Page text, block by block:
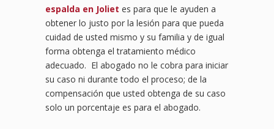
espalda en Joliet es para que le ayuden a
obtener lo justo por la lesión para que pueda
cuidad de usted mismo y su familia y de igual
forma obtenga el tratamiento médico
adecuado. El abogado no le cobra para iniciar
su caso ni durante todo el proceso; de la
compensación que usted obtenga de su caso
solo un porcentaje es para el abogado.